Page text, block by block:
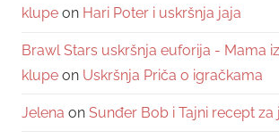
klupe on Hari Poter i uskršnja jaja
Brawl Stars uskršnja euforija - Mama
klupe on Uskršnja Priča o igračkama
Jelena on Sunđer Bob i Tajni recept za